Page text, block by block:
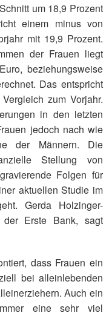
um 18,9 Prozent
einem minus von
mit 19,9 Prozent.
der Frauen liegt
beziehungsweise
Das entspricht
zum Vorjahr.
in den letzten
jedoch nach wie
der Männern. Die
Stellung von
Folgen für
aktuellen Studie im
Gerda Holzinger-
der Erste Bank, sagt
dass Frauen ein
bei alleinlebenden
Auch ein
eine sehr viel